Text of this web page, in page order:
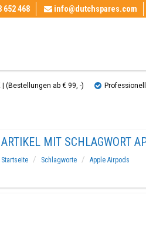
652 468 info@dutchspares.com
(Bestellungen ab € 99, ​​-)
ARTIKEL MIT SCHLAGWORT
Startseite Schlagworte
Apple Airpods